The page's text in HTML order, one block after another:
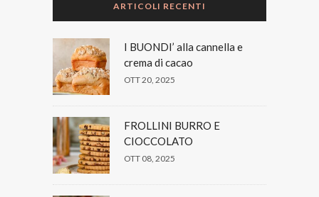
ARTICOLI RECENTI
I BUONDI’ alla cannella e
crema di cacao
OTT 20, 2025
FROLLINI BURRO E
CIOCCOLATO
OTT 08, 2025